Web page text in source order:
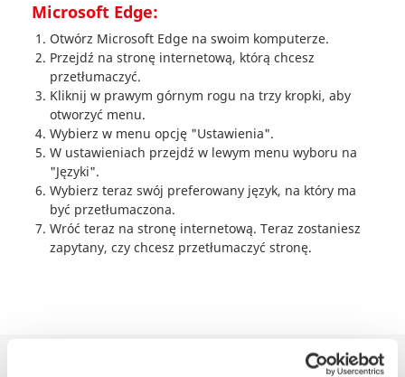
Microsoft Edge:
Otwórz Microsoft Edge na swoim komputerze.
Przejdź na stronę internetową, którą chcesz
przetłumaczyć.
Kliknij w prawym górnym rogu na trzy kropki, aby
otworzyć menu.
Wybierz w menu opcję "Ustawienia".
W ustawieniach przejdź w lewym menu wyboru na
"Języki".
Wybierz teraz swój preferowany język, na który ma
być przetłumaczona.
Wróć teraz na stronę internetową. Teraz zostaniesz
zapytany, czy chcesz przetłumaczyć stronę.